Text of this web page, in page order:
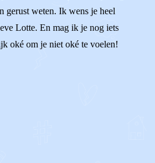
gerust weten. Ik wens je heel
Lotte. En mag ik je nog iets
oké om je niet oké te voelen!